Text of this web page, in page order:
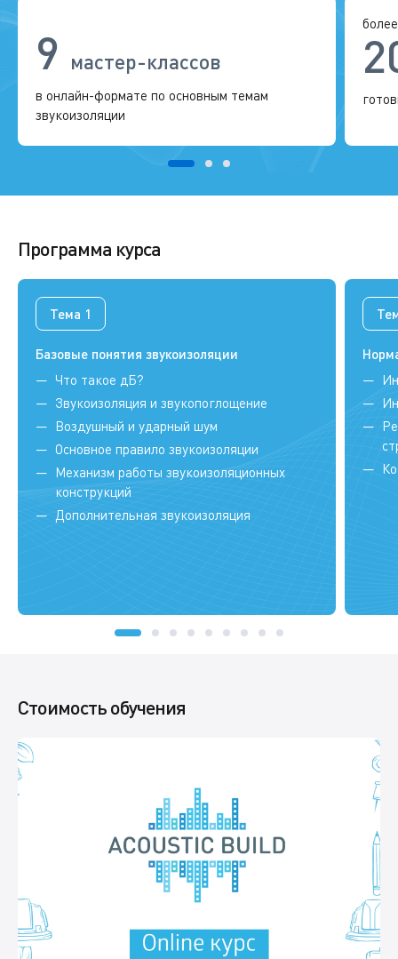
9 мастер-классов
в онлайн-формате по основным темам
звукоизоляции
более
Программа курса
Тема 1
Базовые понятия звукоизоляции
Что такое дБ?
Звукоизоляция и звукопоглощение
Воздушный и ударный шум
Основное правило звукоизоляции
Механизм работы звукоизоляционных
конструкций
Дополнительная звукоизоляция
Стоимость обучения